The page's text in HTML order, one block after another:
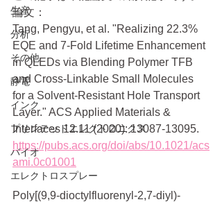
生産
分析
その他
静電
インク
プリンテッドエレクトロニクス
バイオ
エレクトロスプレー
論文：
Tang, Pengyu, et al. "Realizing 22.3%
EQE and 7-Fold Lifetime Enhancement
in QLEDs via Blending Polymer TFB
and Cross-Linkable Small Molecules
for a Solvent-Resistant Hole Transport
Layer." ACS Applied Materials &
Interfaces 12.11 (2020): 13087-13095.
https://pubs.acs.org/doi/abs/10.1021/acs
ami.0c01001
Poly[(9,9-dioctylfluorenyl-2,7-diyl)-